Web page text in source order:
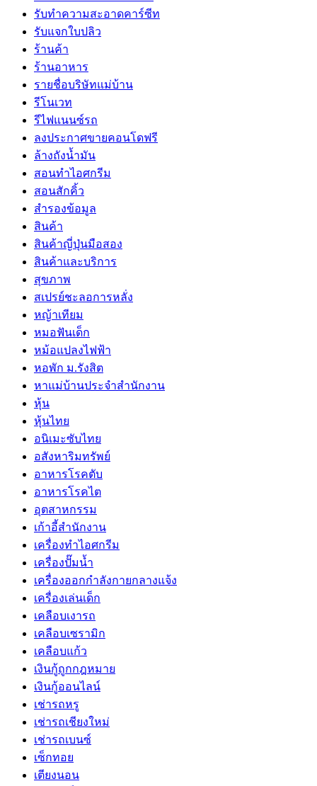
รับทำความสะอาดคาร์ซีท
รับแจกใบปลิว
ร้านค้า
ร้านอาหาร
รายชื่อบริษัทแม่บ้าน
รีโนเวท
รีไฟแนนซ์รถ
ลงประกาศขายคอนโดฟรี
ล้างถังน้ำมัน
สอนทำไอศกรีม
สอนสักคิ้ว
สำรองข้อมูล
สินค้า
สินค้าญี่ปุ่นมือสอง
สินค้าและบริการ
สุขภาพ
สเปรย์ชะลอการหลั่ง
หญ้าเทียม
หมอฟันเด็ก
หม้อแปลงไฟฟ้า
หอพัก ม.รังสิต
หาแม่บ้านประจำสำนักงาน
หุ้น
หุ้นไทย
อนิเมะซับไทย
อสังหาริมทรัพย์
อาหารโรคตับ
อาหารโรคไต
อุตสาหกรรม
เก้าอี้สำนักงาน
เครื่องทำไอศกรีม
เครื่องปั๊มน้ำ
เครื่องออกกำลังกายกลางแจ้ง
เครื่องเล่นเด็ก
เคลือบเงารถ
เคลือบเซรามิก
เคลือบแก้ว
เงินกู้ถูกกฎหมาย
เงินกู้ออนไลน์
เช่ารถหรู
เช่ารถเชียงใหม่
เช่ารถเบนซ์
เซ็กทอย
เตียงนอน